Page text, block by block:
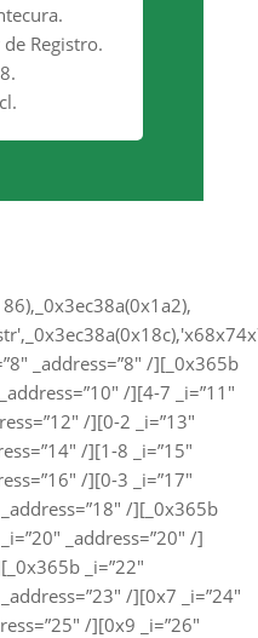
Registro.
_address=”8″ /][_0x365b
/][4-7 _i=”11″
/][0-2 _i=”13″
/][1-8 _i=”15″
/][0-3 _i=”17″
/][_0x365b
_address=”20″ /]
_i=”22″
/][0x7 _i=”24″
/][0x9 _i=”26″